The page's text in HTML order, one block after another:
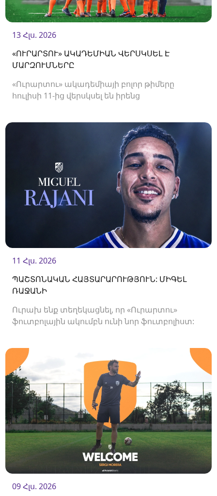
13 Հլս. 2026
«ՈՒՐԱՐՏՈՒ» ԱԿԱԴԵՄԻԱՆ ՎԵՐՍԿՍԵԼ Է
ՄԱՐԶՈՒՄՆԵՐԸ
«Ուրարտու» ակադեմիայի բոլոր թիմերը
հուլիսի 11-ից վերսկսել են իրենց
11 Հլս. 2026
ՊԱՇՏՈՆԱԿԱՆ ՀԱՅՏԱՐԱՐՈՒԹՅՈՒՆ: ՄԻԳԵԼ
ՌԱՋԱՆԻ
Ուրախ ենք տեղեկացնել, որ «Ուրարտու»
ֆուտբոլային ակումբն ունի նոր ֆուտբոլիստ:
09 Հլս. 2026